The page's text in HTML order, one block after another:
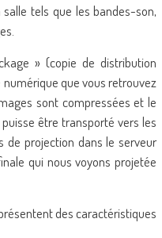
tels que les bandes-son,
» (copie de distribution
que vous retrouvez
sont compressées et le
être transporté vers les
de projection dans le serveur
qui nous voyons projetée
des caractéristiques